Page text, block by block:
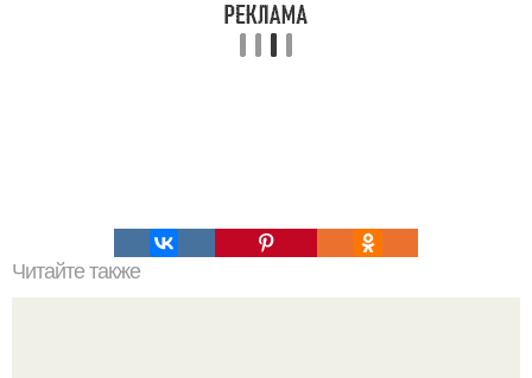
Читайте также